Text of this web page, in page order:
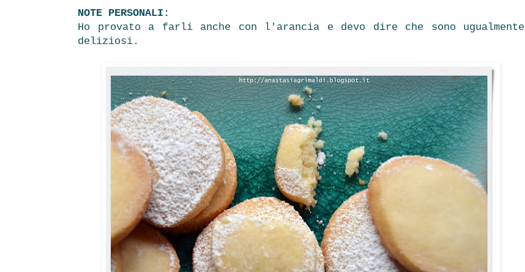
NOTE PERSONALI:
Ho provato a farli anche con l'arancia e devo dire che sono ugualmente
deliziosi.